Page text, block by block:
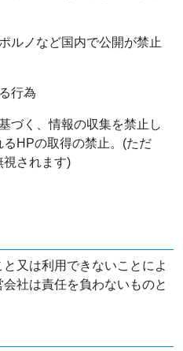
ルノなど国内で公開が禁止
行為
づく、情報の収集を禁止し
HPの取得の禁止。(ただ
視されます)
と又は利用できないことによ
社は責任を負わないものと